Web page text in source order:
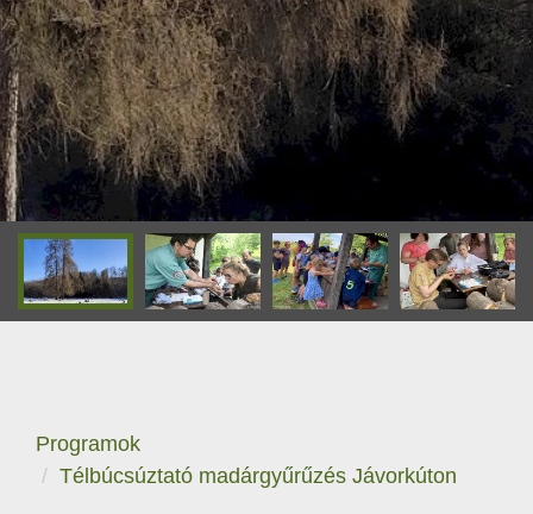
Programok
Télbúcsúztató madárgyűrűzés Jávorkúton